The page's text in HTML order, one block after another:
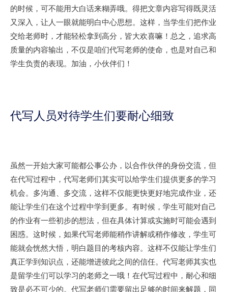
的时候，可不能用大白话来糊弄哦。得把文章内容写得既灵活
又深入，让人一眼就能明白中心思想。这样，当学生们把作业
交给老师时，才能轻松拿到高分，皆大欢喜嘛！总之，追求高
质量的内容输出，不仅是咱们代写老师的使命，也是对自己和
学生负责的表现。加油，小伙伴们！
代写人员对待学生们要耐心细致
虽然一开始大家可能都公事公办，以合作伙伴的身份交流，但
在代写过程中，代写老师们其实可以给学生们提供更多的学习
机会。多沟通、多交流，这样不仅能更快更好地完成作业，还
能让学生们在这个过程中学到更多。有时候，学生可能对自己
的作业有一些初步的想法，但在具体计算或实施时可能会遇到
困惑。这时候，如果代写老师能稍作讲解或稍作修改，学生可
能就会恍然大悟，明白题目的考核内容。这样不仅能让学生们
真正学到知识点，还能增进彼此之间的信任。代写老师其实也
是留学生们可以学习的老师之一哦！在代写过程中，耐心和细
致是必不可少的。代写老师们需要留出足够的时间来解题，同